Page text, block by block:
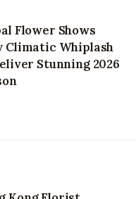
Flower Shows
Climatic Whiplash
Stunning 2026